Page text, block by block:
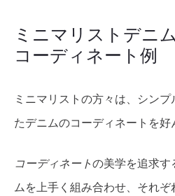
ミニマリストデニ
コーディネート例
ミニマリストの方々は、シン
たデニムのコーディネートを好
コーディネートの美学を追求
ムを上手く組み合わせ、それ